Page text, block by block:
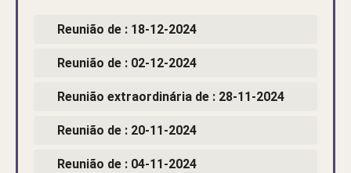
Reunião de : 18-12-2024
Reunião de : 02-12-2024
Reunião extraordinária de : 28-11-2024
Reunião de : 20-11-2024
Reunião de : 04-11-2024